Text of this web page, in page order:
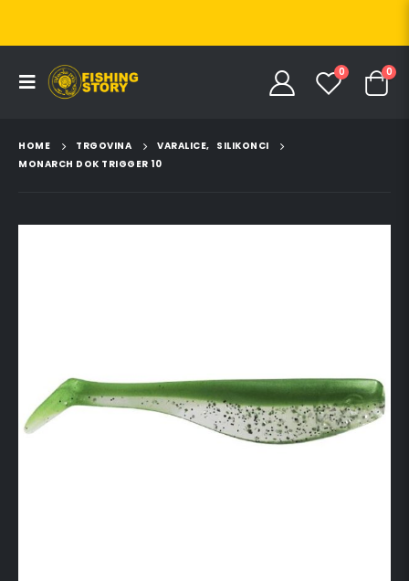
0 0
HOME TRGOVINA VARALICE, SILIKONCI
MONARCH DOK TRIGGER 10